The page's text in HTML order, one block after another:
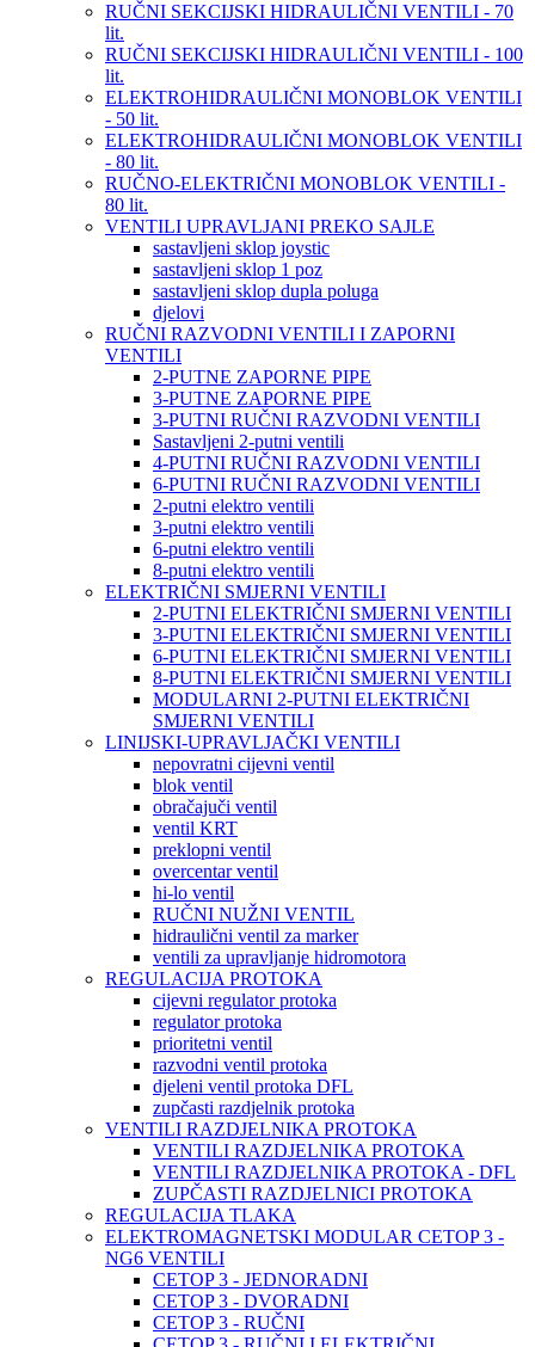
RUČNI SEKCIJSKI HIDRAULIČNI VENTILI - 70
lit.
RUČNI SEKCIJSKI HIDRAULIČNI VENTILI - 100
lit.
ELEKTROHIDRAULIČNI MONOBLOK VENTILI
- 50 lit.
ELEKTROHIDRAULIČNI MONOBLOK VENTILI
- 80 lit.
RUČNO-ELEKTRIČNI MONOBLOK VENTILI -
80 lit.
VENTILI UPRAVLJANI PREKO SAJLE
sastavljeni sklop joystic
sastavljeni sklop 1 poz
sastavljeni sklop dupla poluga
djelovi
RUČNI RAZVODNI VENTILI I ZAPORNI
VENTILI
2-PUTNE ZAPORNE PIPE
3-PUTNE ZAPORNE PIPE
3-PUTNI RUČNI RAZVODNI VENTILI
Sastavljeni 2-putni ventili
4-PUTNI RUČNI RAZVODNI VENTILI
6-PUTNI RUČNI RAZVODNI VENTILI
2-putni elektro ventili
3-putni elektro ventili
6-putni elektro ventili
8-putni elektro ventili
ELEKTRIČNI SMJERNI VENTILI
2-PUTNI ELEKTRIČNI SMJERNI VENTILI
3-PUTNI ELEKTRIČNI SMJERNI VENTILI
6-PUTNI ELEKTRIČNI SMJERNI VENTILI
8-PUTNI ELEKTRIČNI SMJERNI VENTILI
MODULARNI 2-PUTNI ELEKTRIČNI
SMJERNI VENTILI
LINIJSKI-UPRAVLJAČKI VENTILI
nepovratni cijevni ventil
blok ventil
obračajuči ventil
ventil KRT
preklopni ventil
overcentar ventil
hi-lo ventil
RUČNI NUŽNI VENTIL
hidraulični ventil za marker
ventili za upravljanje hidromotora
REGULACIJA PROTOKA
cijevni regulator protoka
regulator protoka
prioritetni ventil
razvodni ventil protoka
djeleni ventil protoka DFL
zupčasti razdjelnik protoka
VENTILI RAZDJELNIKA PROTOKA
VENTILI RAZDJELNIKA PROTOKA
VENTILI RAZDJELNIKA PROTOKA - DFL
ZUPČASTI RAZDJELNICI PROTOKA
REGULACIJA TLAKA
ELEKTROMAGNETSKI MODULAR CETOP 3 -
NG6 VENTILI
CETOP 3 - JEDNORADNI
CETOP 3 - DVORADNI
CETOP 3 - RUČNI